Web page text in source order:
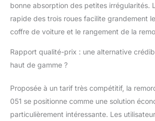
bonne absorption des petites irrégularités.
rapide des trois roues facilite grandement
coffre de voiture et le rangement de la
Rapport qualité-prix : une alternative
haut de gamme ?
Proposée à un tarif très compétitif, la
051 se positionne comme une solution
particulièrement intéressante. Les